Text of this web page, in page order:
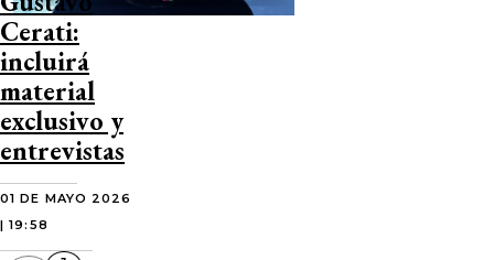
Cerati:
incluirá
material
exclusivo y
entrevistas
01 DE MAYO 2026
| 19:58